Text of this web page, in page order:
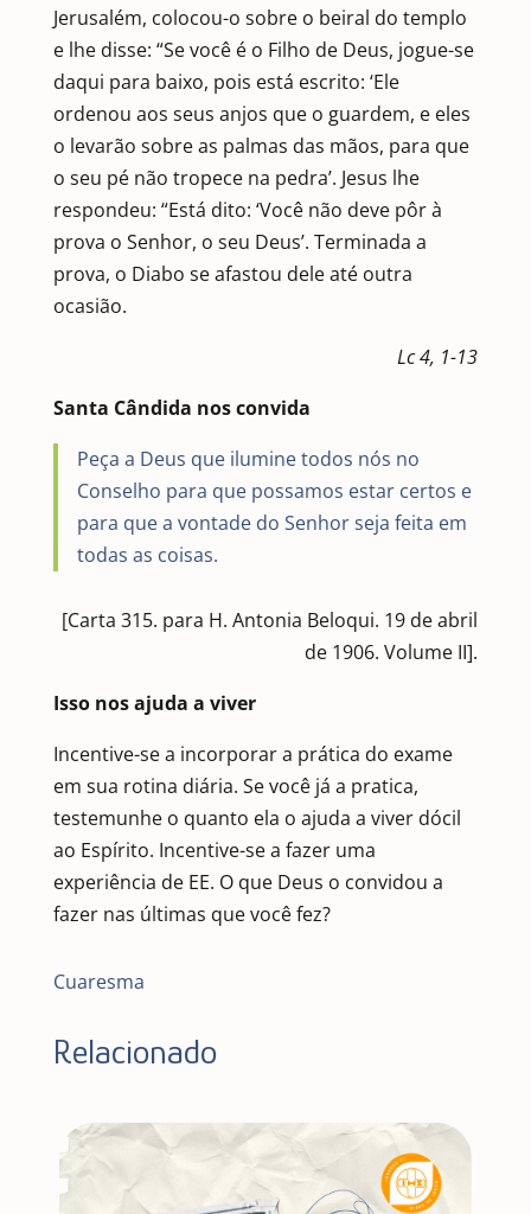
Jerusalém, colocou-o sobre o beiral do templo
e lhe disse: “Se você é o Filho de Deus, jogue-se
daqui para baixo, pois está escrito: ‘Ele
ordenou aos seus anjos que o guardem, e eles
o levarão sobre as palmas das mãos, para que
o seu pé não tropece na pedra’. Jesus lhe
respondeu: “Está dito: ‘Você não deve pôr à
prova o Senhor, o seu Deus’. Terminada a
prova, o Diabo se afastou dele até outra
ocasião.
Lc 4, 1-13
Santa Cândida nos convida
Peça a Deus que ilumine todos nós no
Conselho para que possamos estar certos e
para que a vontade do Senhor seja feita em
todas as coisas.
[Carta 315. para H. Antonia Beloqui. 19 de abril
de 1906. Volume II].
Isso nos ajuda a viver
Incentive-se a incorporar a prática do exame
em sua rotina diária. Se você já a pratica,
testemunhe o quanto ela o ajuda a viver dócil
ao Espírito. Incentive-se a fazer uma
experiência de EE. O que Deus o convidou a
fazer nas últimas que você fez?
Cuaresma
Relacionado